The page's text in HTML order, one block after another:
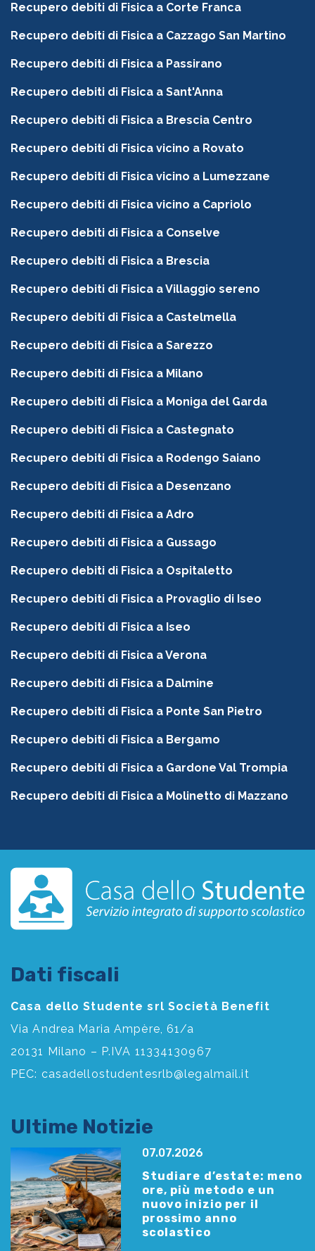
Recupero debiti di Fisica a Corte Franca
Recupero debiti di Fisica a Cazzago San Martino
Recupero debiti di Fisica a Passirano
Recupero debiti di Fisica a Sant'Anna
Recupero debiti di Fisica a Brescia Centro
Recupero debiti di Fisica vicino a Rovato
Recupero debiti di Fisica vicino a Lumezzane
Recupero debiti di Fisica vicino a Capriolo
Recupero debiti di Fisica a Conselve
Recupero debiti di Fisica a Brescia
Recupero debiti di Fisica a Villaggio sereno
Recupero debiti di Fisica a Castelmella
Recupero debiti di Fisica a Sarezzo
Recupero debiti di Fisica a Milano
Recupero debiti di Fisica a Moniga del Garda
Recupero debiti di Fisica a Castegnato
Recupero debiti di Fisica a Rodengo Saiano
Recupero debiti di Fisica a Desenzano
Recupero debiti di Fisica a Adro
Recupero debiti di Fisica a Gussago
Recupero debiti di Fisica a Ospitaletto
Recupero debiti di Fisica a Provaglio di Iseo
Recupero debiti di Fisica a Iseo
Recupero debiti di Fisica a Verona
Recupero debiti di Fisica a Dalmine
Recupero debiti di Fisica a Ponte San Pietro
Recupero debiti di Fisica a Bergamo
Recupero debiti di Fisica a Gardone Val Trompia
Recupero debiti di Fisica a Molinetto di Mazzano
Dati fiscali
Casa dello Studente srl Società Benefit
Via Andrea Maria Ampère, 61/a
20131 Milano – P.IVA 11334130967
PEC: casadellostudentesrlb@legalmail.it
Ultime Notizie
07.07.2026
Studiare d’estate: meno
ore, più metodo e un
nuovo inizio per il
prossimo anno
scolastico